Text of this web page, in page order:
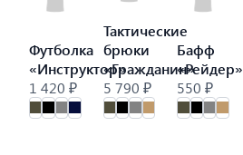
Футболка
«Инструктор»
1 420 ₽
Тактические
брюки
«Гражданин»
5 790 ₽
Бафф
«Рейдер»
550 ₽